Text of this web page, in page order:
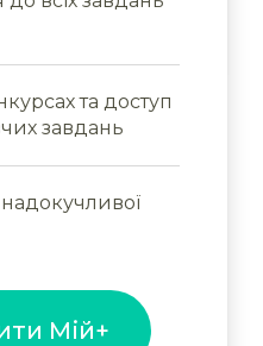
та доступ
завдань
надокучливої
Мій+